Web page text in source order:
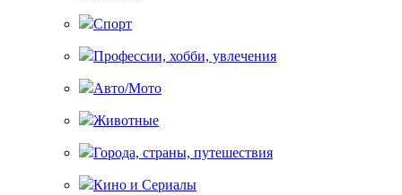
Спорт
Профессии, хобби, увлечения
Авто/Мото
Животные
Города, страны, путешествия
Кино и Сериалы